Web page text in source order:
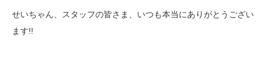
せいちゃん、スタッフの皆さま、いつも本当にありがとうござい
ます!!